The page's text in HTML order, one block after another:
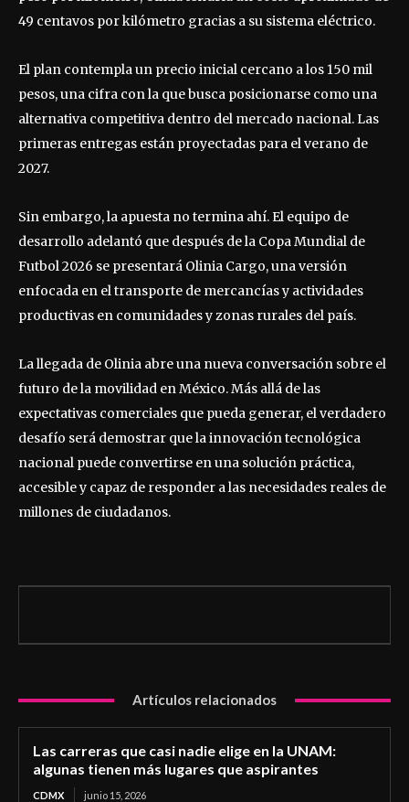
49 centavos por kilómetro gracias a su sistema eléctrico.
El plan contempla un precio inicial cercano a los 150 mil
pesos, una cifra con la que busca posicionarse como una
alternativa competitiva dentro del mercado nacional. Las
primeras entregas están proyectadas para el verano de
2027.
Sin embargo, la apuesta no termina ahí. El equipo de
desarrollo adelantó que después de la Copa Mundial de
Futbol 2026 se presentará Olinia Cargo, una versión
enfocada en el transporte de mercancías y actividades
productivas en comunidades y zonas rurales del país.
La llegada de Olinia abre una nueva conversación sobre el
futuro de la movilidad en México. Más allá de las
expectativas comerciales que pueda generar, el verdadero
desafío será demostrar que la innovación tecnológica
nacional puede convertirse en una solución práctica,
accesible y capaz de responder a las necesidades reales de
millones de ciudadanos.
Artículos relacionados
Las carreras que casi nadie elige en la UNAM:
algunas tienen más lugares que aspirantes
CDMX junio 15, 2026